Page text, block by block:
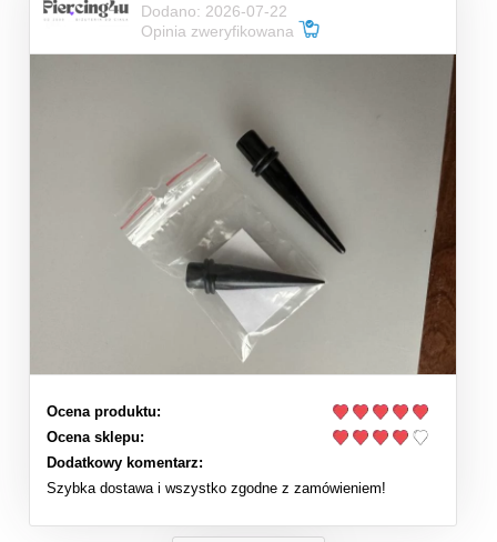
Dodano: 2026-07-22
Opinia zweryfikowana
Ocena produktu:
Ocena sklepu:
Dodatkowy komentarz:
Szybka dostawa i wszystko zgodne z zamówieniem!